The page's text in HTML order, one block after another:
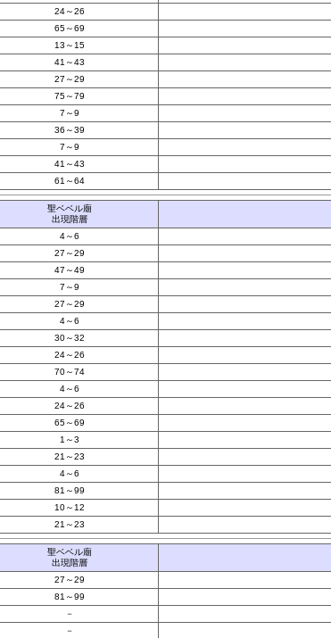
24～26
65～69
13～15
41～43
27～29
75～79
7～9
36～39
7～9
41～43
61～64
聖ベベル廟
出現階層
4～6
27～29
47～49
7～9
27～29
4～6
30～32
24～26
70～74
4～6
24～26
65～69
1～3
21～23
4～6
81～99
10～12
21～23
聖ベベル廟
出現階層
27～29
81～99
－
－